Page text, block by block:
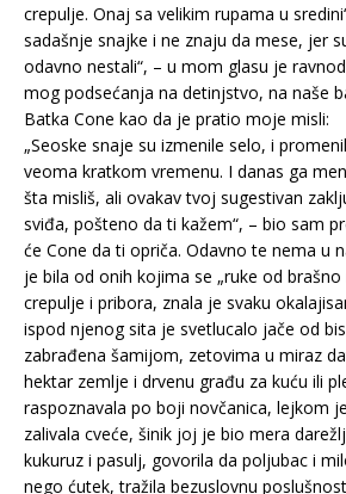
crepulje. Onaj sa velikim rupama u
sadašnje snajke i ne znaju da mese, jer
odavno nestali“, – u mom glasu je
mog podsećanja na detinjstvo, na naše
Batka Cone kao da je pratio moje misli:
„Seoske snaje su izmenile selo, i
veoma kratkom vremenu. I danas ga
šta misliš, ali ovakav tvoj sugestivan
sviđa, pošteno da ti kažem“, – bio sam
će Cone da ti opriča. Odavno te nema u
je bila od onih kojima se „ruke od brašno
crepulje i pribora, znala je svaku
ispod njenog sita je svetlucalo jače od
zabrađena šamijom, zetovima u miraz
hektar zemlje i drvenu građu za kuću ili
raspoznavala po boji novčanica, lejkom
zalivala cveće, šinik joj je bio mera
kukuruz i pasulj, govorila da poljubac i
nego ćutek, tražila bezuslovnu